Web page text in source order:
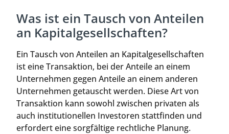
Was ist ein Tausch von Anteilen
an Kapitalgesellschaften?
Ein Tausch von Anteilen an Kapitalgesellschaften
ist eine Transaktion, bei der Anteile an einem
Unternehmen gegen Anteile an einem anderen
Unternehmen getauscht werden. Diese Art von
Transaktion kann sowohl zwischen privaten als
auch institutionellen Investoren stattfinden und
erfordert eine sorgfältige rechtliche Planung.